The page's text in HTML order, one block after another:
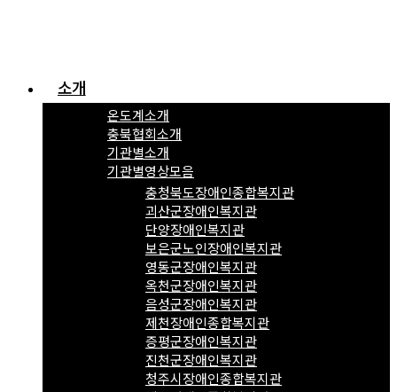
소개
온도계소개
충북협회소개
기관별소개
기관별영상모음
충청북도장애인종합복지관
괴산군장애인복지관
단양장애인복지관
보은군노인장애인복지관
영동군장애인복지관
옥천군장애인복지관
음성군장애인복지관
제천장애인종합복지관
증평군장애인복지관
진천군장애인복지관
청주시장애인종합복지관